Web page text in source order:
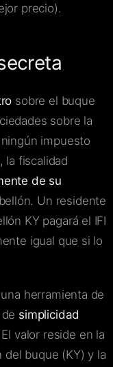
precio).
sobre el buque
sobre la
impuesto
la fiscalidad
de su
Un residente
KY pagará el IFI
igual que si lo
herramienta de
simplicidad
valor reside en la
del buque (KY) y la